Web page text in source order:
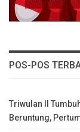
POS-POS
Triwulan II
Beruntung,